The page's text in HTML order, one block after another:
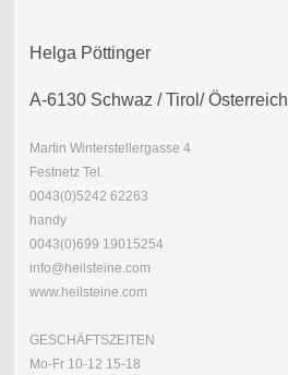
Helga Pöttinger
A-6130 Schwaz / Tirol/ Österreich
Martin Winterstellergasse 4
Festnetz Tel.
0043(0)5242 62263
handy
0043(0)699 19015254
info@heilsteine.com
www.heilsteine.com
GESCHÄFTSZEITEN
Mo-Fr 10-12 15-18